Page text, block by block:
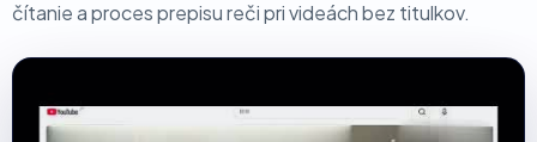
čítanie a proces prepisu reči pri videách bez titulkov.